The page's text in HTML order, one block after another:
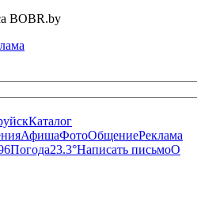
BOBR.by
Каталог
АфишаФотоОбщениеРеклама
Погода23.3°Написать письмоО